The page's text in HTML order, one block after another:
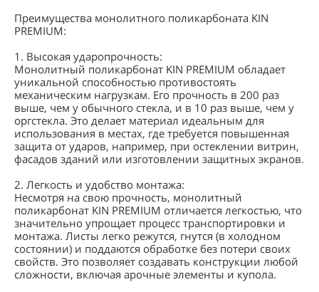
Преимущества монолитного поликарбоната KIN
PREMIUM:
1. Высокая ударопрочность:
Монолитный поликарбонат KIN PREMIUM обладает
уникальной способностью противостоять
механическим нагрузкам. Его прочность в 200 раз
выше, чем у обычного стекла, и в 10 раз выше, чем у
оргстекла. Это делает материал идеальным для
использования в местах, где требуется повышенная
защита от ударов, например, при остеклении витрин,
фасадов зданий или изготовлении защитных экранов.
2. Легкость и удобство монтажа:
Несмотря на свою прочность, монолитный
поликарбонат KIN PREMIUM отличается легкостью, что
значительно упрощает процесс транспортировки и
монтажа. Листы легко режутся, гнутся (в холодном
состоянии) и поддаются обработке без потери своих
свойств. Это позволяет создавать конструкции любой
сложности, включая арочные элементы и купола.